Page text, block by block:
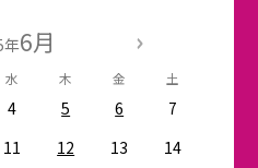
年6月
水 木 金 土
4 5 6
7
11 12 13
14